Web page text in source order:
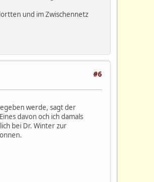
und im Zwischennetz
#6
werde, sagt der
davon och ich damals
bei Dr. Winter zur